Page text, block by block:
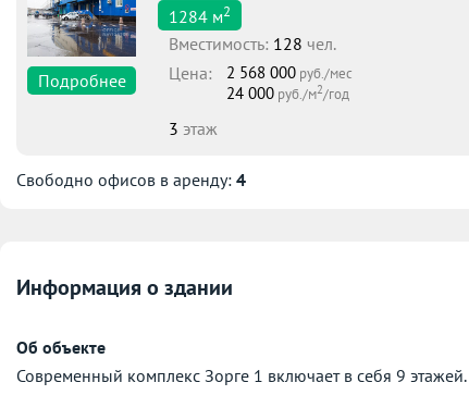
Подробнее
1284 м2
Вместимоcть: 128 чел.
Цена:
2 568 000 руб./мес
24 000 руб./м2/год
3 этаж
Свободно офисов в аренду: 4
Информация о здании
Об объекте
Современный комплекс Зорге 1 включает в себя 9 этажей.